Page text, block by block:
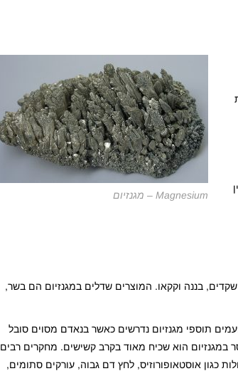
Magnesium – מגנזיום
שקדים, בננה וקקאו. המוצרים שדלים במגנזיום הם בשר,
תוספי מגנזיום נדרשים כאשר בנאדם מסוים סובל
במגנזיום הוא שכיח מאוד בקרב קשישים. מחקרים רבים
כגון אוסטאופורוזיס, לחץ דם גבוה, עורקים סתומים,